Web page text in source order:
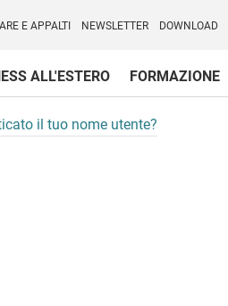
E APPALTI NEWSLETTER DOWNLOAD
ALL'ESTERO FORMAZIONE
il tuo nome utente?